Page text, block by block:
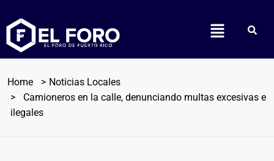
Home
Noticias Locales
Camioneros en la calle, denunciando multas excesivas e
ilegales